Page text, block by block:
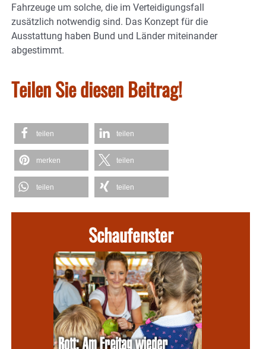
Fahrzeuge um solche, die im Verteidigungsfall
zusätzlich notwendig sind. Das Konzept für die
Ausstattung haben Bund und Länder miteinander
abgestimmt.
Teilen Sie diesen Beitrag!
teilen teilen
merken teilen
teilen teilen
Schaufenster